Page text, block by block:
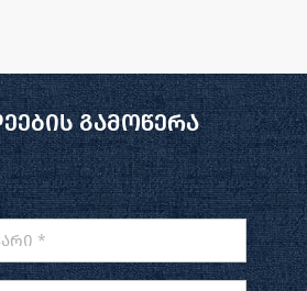
გამოწერა
*